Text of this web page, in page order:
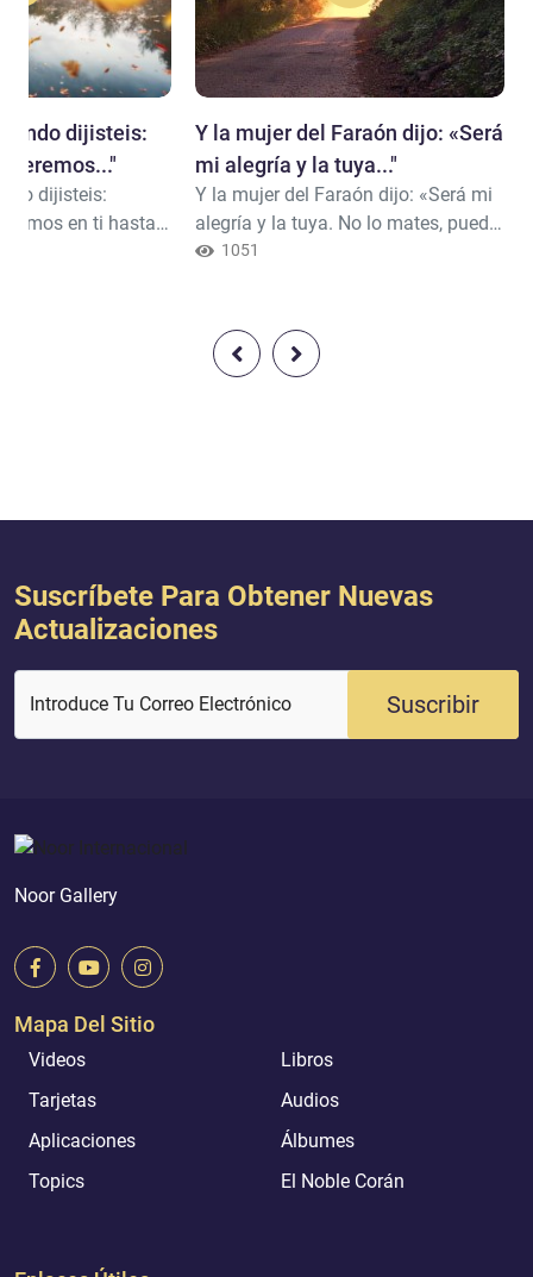
Y la mujer del Faraón dijo: «Será
mi alegría y la tuya..."
Y la mujer del Faraón dijo: «Será mi
alegría y la tuya. No lo mates, puede
que nos sea de alguna utilidad o
28: 9]
1051
dijisteis:
dijisteis:
en ti hasta
Suscríbete Para Obtener Nuevas
Actualizaciones
Introduce Tu Correo Electrónico Suscribir
Noor Gallery
Mapa Del Sitio
Videos
Libros
Tarjetas
Audios
Aplicaciones
Álbumes
Topics
El Noble Corán